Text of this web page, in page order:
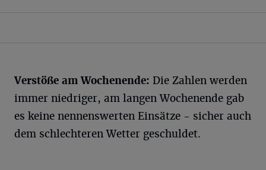
Verstöße am Wochenende: Die Zahlen werden
immer niedriger, am langen Wochenende gab
es keine nennenswerten Einsätze - sicher auch
dem schlechteren Wetter geschuldet.